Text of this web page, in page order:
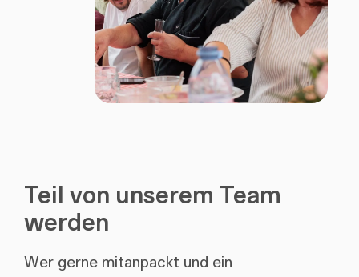
Teil von unserem Team
werden
Wer gerne mitanpackt und ein